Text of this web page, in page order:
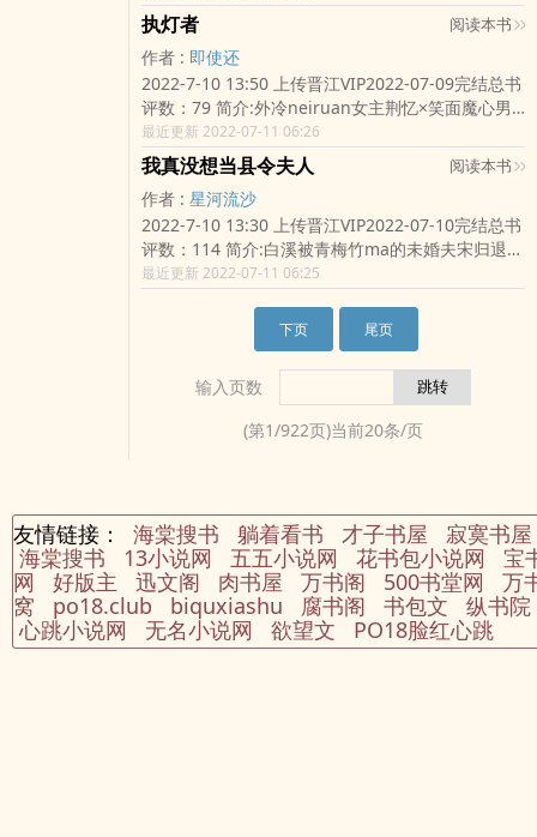
不喜误ru】nei容标签： 强强 qing有独钟 仙侠修真
搜索关键字：主角：碧霄 ┃ 配角： ┃ 其它：完结
文《nue文女配抢走男主光环》一句话简介：和离后
前夫为我疯魔了立意：女人要学会ai自己
码箱解密环节，大家深思熟虑挑选，苏琼打个哈
欠，随意dao：“傅哥哥，我喜欢粉的。”观众：【呜
呜呜不敢说了。】结果里面是一把车钥匙——节目
组最ding配jiao通工ju。观众们只觉得脸疼。节目播
出后，#想看苏琼打脸##苏琼欧皇#re度持久不下，
苏琼火爆全网。苏琼：说好的劝退呢*恋综完结不
久，观众们以为苏琼去拍电视剧了，却愕然在某有
名财经采访看到她，全网炸了。#苏琼金rong大佬#
瞬间冲上re搜。nei容标签： 娱乐圈 异能 穿书
shuang文搜索关键字：主角：苏琼，傅钧青 ┃ 配
角： ┃ 其它：一句话简介：女霸总穿越成为作jing
的故事立意：努力、jian持和永不放弃的决心
天赋卓绝…2.越星是Omega，好友听说战斗狂A过来
找麻烦，跑到训练场后看到越星累倒在地。“可恶！
我找人教训她！”“等等…”“你说你，跟我一起上cha
花课不好”“不这样，”越星停顿了下，嘴角勾起，“怎
么能引起她的注意呢哈哈—”笑声戛然而止，“快，帮
我打针抑制剂！”3.简兰意如愿以偿抱得美人归，一
众被她先生打过的Alpha找过来嘲笑她娶了个“O老
虎”，简兰意nie着拳tou，把那些Alpha都打了一
遍。“胡说，我先生是个Omega，jiao弱不能自理，
我要好好照顾的。”注：1v1，he1.男主是Omegati
质，但天赋ding尖只撩女主。2.女主对男主有着非
常厚的jiao弱滤镜。3.星际ABO，前期校园后期军
团，私设较多~4.没有小红花是因为当天更新2000。
【喜欢你就点个收藏吧～～】nei容标签： qing有
独钟 女强 机甲 未来架空搜索关键字：主角：简兰
意，越星 ┃ 配角：陆源，秦光，司博文等 ┃ 其
它：女A男O一句话简介：诡计多端的Omega立
人，不料高三那年，南城附中本部和分部意外合
并，于澄见到贺昇的第一眼便心动难捱。一个是chu
分单上的常客，一个是红榜上的学习标兵。天差地
别的两人，没人觉得他俩的jiao集能有多深。直到后
来，京北大学圈子里传出一段视频。声se犬ma的酒
桌上，有好事者追问两人的关系。于澄笑笑，轻启
红chun吐出两个字：“前任。”—“于澄，你拒绝不了
我的。”要么光明正大的跟他谈恋ai，要么一块暗地
里狼狈为jian。阅读指南：1.文案废，双向奔赴
&amp;救赎，青chun期小甜文2.SC，双方shen心
无前任3.高中篇幅占50%左右，未成年前未毕业前不
会确定关系4.经常修文，与盗版很多细节有出ru，
望支持正版谢谢nei容标签： 欢喜冤家 天之骄子 成
长 校园搜索关键字：主角：于澄，贺昇 ┃ 配角：
123 ┃ 其它：一句话简介：拽哥×拽姐的直球式互撩
互钓立意：好好学习天天向上，永远朝气蓬bo，永
远充满希望
执灯者 阅读本书
作者 : 即使还
2022-7-10 13:50 上传晋江VIP2022-07-09完结总书
评数：79 简介:外冷neiruan女主荆忆×笑面魔心男
主竹沥传言世间有一双执灯者，一男一女。若有心
愿想实现，便准备好最重要的物什作为报酬，然后
在门前挂一盏红灯笼。执灯者收了，意味着心愿即
成。公主佛子，鸳鸯二妖，双生兄妹，护国将军……
他们奉上的ai恨嗔痴，是那女人的养料。传言那女人
给男人下了禁制，赐他永生，但要他永远臣服于
她。那男人早已不耐，计划着离开。这个传言荆忆
上睁着无神的眼睛对他说：“你自由了。”谁知那男人
脱下了往ri笑的面ju，面无表qing地将她缓缓抱起，
就和平常一样。彷佛怕吓到她一样的声音轻轻的响
起，“我的自由就在这里。”随即又扬起那冰冷的笑，
“那些伤了你的人，我帮你杀了好不好。”此后血月当
空，杀戮持续了一整夜。阅读提示：1，分单元讲故
————————————————————nei容
标签： 强强 灵异神怪搜索关键字：主角：荆忆，竹
沥 ┃ 配角：擎雁 ┃ 其它：一句话简介：清冷强大
美人和她的契约男主立意：好好活着
最近更新 2022-07-11 06:26
我真没想当县令夫人 阅读本书
作者 : 星河流沙
2022-7-10 13:30 上传晋江VIP2022-07-10完结总书
评数：114 简介:白溪被青梅竹ma的未婚夫宋归退婚
了。她gan脆招了个赘婿，想着从此以后夫妻俩就可
以过上你挑水来我浇园，夫妻双双把家还的悠闲田
园生活了。谁知招来的赘婿半路反悔抓了位拜访友
人的书生ding替。书生一心想参加科举，白溪决定
他离开后自己就zhongzhong田、养养花、喝喝
茶，人生就该如此惬意。书生中榜了！考中了二甲
jin士，当上了七品县令。白溪料想他不会再回来，
便对外宣称他英年早逝了。你去官场平步青云，我
见别的男人正对着jiao妻mao遂自荐要上门当赘婿。
当他死了不成正要上前理论，就有村民上前对着他
作揖，“谢郎君，你安心走吧！我们会帮你照顾好阿
溪的，清明也会多给你烧点纸钱的，你就别出来吓
唬人了！”谢奕寻——当县令夫人以前，白溪：我只
会zhong菜养花，不会当什么官夫人。当县令夫人
以后，白溪：我的子民们怎么能吃不饱穿不nuan呢
最近更新 2022-07-11 06:25
下页 尾页
输入页数
(第1/922页)当前20条/页
友情链接： 海棠搜书 躺着看书 才子书屋
寂寞书屋
海棠搜书
13小说网 五五小说网 花书包小说网
宝
网
好版主 迅文阁 肉书屋 万书阁 500书堂网
万
窝
po18.club biquxiashu 腐书阁 书包文
纵书院
心跳小说网
无名小说网 欲望文 PO18脸红心跳